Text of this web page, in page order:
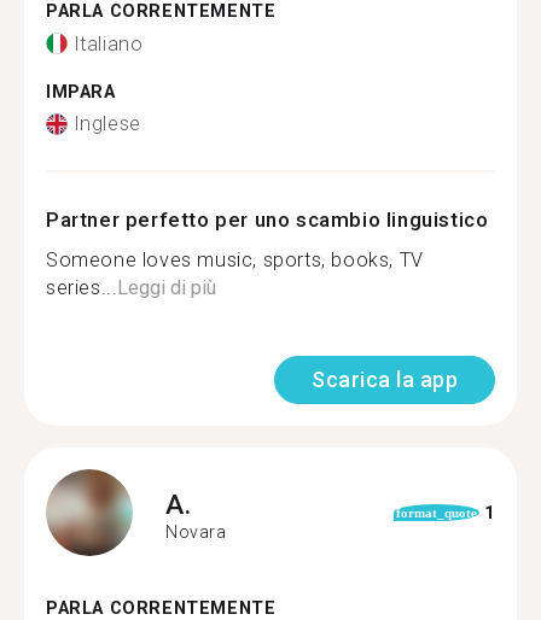
PARLA CORRENTEMENTE
Italiano
IMPARA
Inglese
Partner perfetto per uno scambio linguistico
Someone loves music, sports, books, TV
series...Leggi di più
Scarica la app
A.
Novara
format_quote 1
PARLA CORRENTEMENTE